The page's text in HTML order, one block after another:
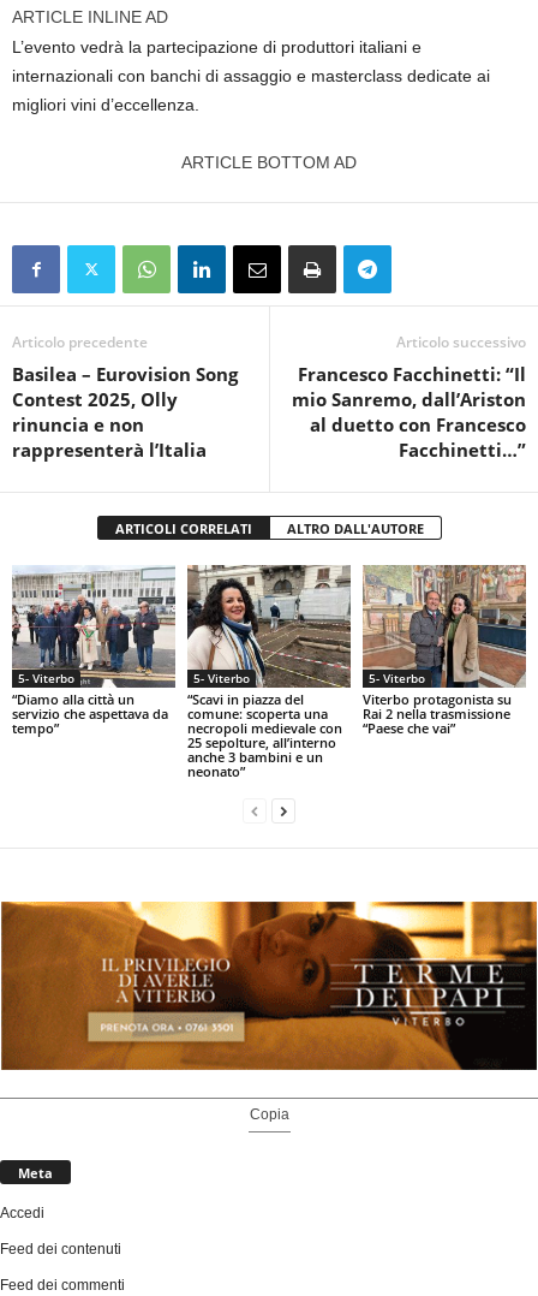
ARTICLE INLINE AD
L’evento vedrà la partecipazione di produttori italiani e
internazionali con banchi di assaggio e masterclass dedicate ai
migliori vini d’eccellenza.
ARTICLE BOTTOM AD
Articolo precedente
Basilea – Eurovision Song
Contest 2025, Olly
rinuncia e non
rappresenterà l’Italia
Articolo successivo
Francesco Facchinetti: “Il
mio Sanremo, dall’Ariston
al duetto con Francesco
Facchinetti…”
ARTICOLI CORRELATI ALTRO DALL'AUTORE
5- Viterbo
“Diamo alla città un
servizio che aspettava da
tempo”
5- Viterbo
“Scavi in piazza del
comune: scoperta una
necropoli medievale con
25 sepolture, all’interno
anche 3 bambini e un
neonato”
5- Viterbo
Viterbo protagonista su
Rai 2 nella trasmissione
“Paese che vai”
Copia
Meta
Accedi
Feed dei contenuti
Feed dei commenti